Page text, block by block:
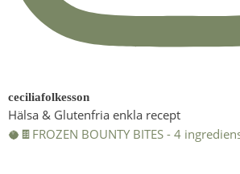
ceciliafolkesson
Hälsa & Glutenfria enkla recept
🥥🍫FROZEN BOUNTY BITES - 4